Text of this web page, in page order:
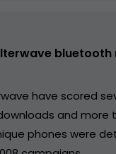
bluetooth
have scored
and more
phones were